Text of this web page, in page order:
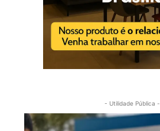
- Utilidade Pública -